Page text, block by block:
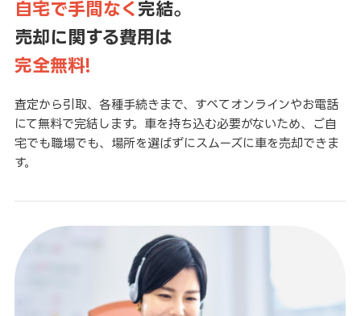
自宅で手間なく 完結。
売却に関する費用は
完全無料!
査定から引取、各種手続きまで、すべてオンラインやお電話
にて無料で完結します。車を持ち込む必要がないため、ご自
宅でも職場でも、場所を選ばずにスムーズに車を売却できま
す。